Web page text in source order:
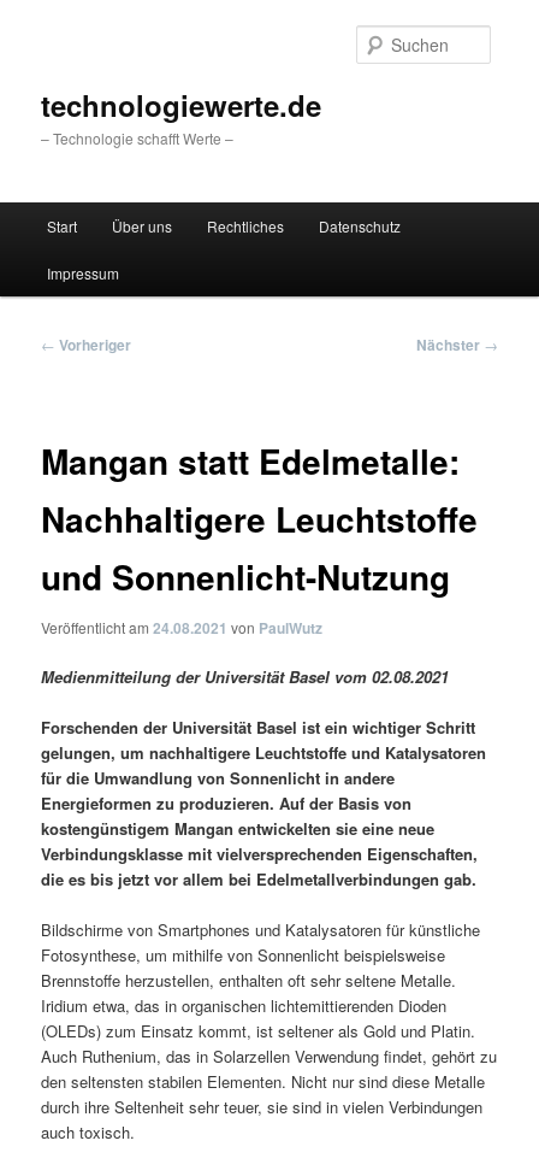
technologiewerte.de
– Technologie schafft Werte –
Start Über uns Rechtliches Datenschutz
Impressum
Beitragsnavigation
← Vorheriger Nächster →
Mangan statt Edelmetalle:
Nachhaltigere Leuchtstoffe
und Sonnenlicht-Nutzung
Veröffentlicht am24.08.2021 von PaulWutz
Medienmitteilung der Universität Basel vom 02.08.2021
Forschenden der Universität Basel ist ein wichtiger Schritt
gelungen, um nachhaltigere Leuchtstoffe und Katalysatoren
für die Umwandlung von Sonnenlicht in andere
Energieformen zu produzieren. Auf der Basis von
kostengünstigem Mangan entwickelten sie eine neue
Verbindungsklasse mit vielversprechenden Eigenschaften,
die es bis jetzt vor allem bei Edelmetallverbindungen gab.
Bildschirme von Smartphones und Katalysatoren für künstliche
Fotosynthese, um mithilfe von Sonnenlicht beispielsweise
Brennstoffe herzustellen, enthalten oft sehr seltene Metalle.
Iridium etwa, das in organischen lichtemittierenden Dioden
(OLEDs) zum Einsatz kommt, ist seltener als Gold und Platin.
Auch Ruthenium, das in Solarzellen Verwendung findet, gehört zu
den seltensten stabilen Elementen. Nicht nur sind diese Metalle
durch ihre Seltenheit sehr teuer, sie sind in vielen Verbindungen
auch toxisch.